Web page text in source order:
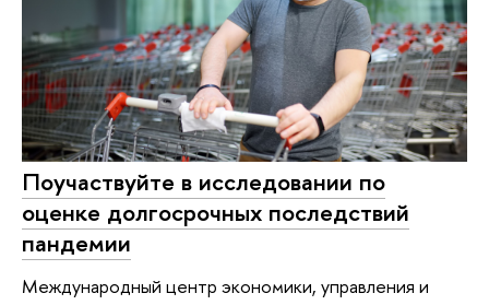
Поучаствуйте в исследовании по
оценке долгосрочных последствий
пандемии
Международный центр экономики, управления и